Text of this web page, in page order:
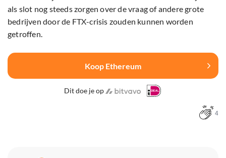
als slot nog steeds zorgen over de vraag of andere grote
bedrijven door de FTX-crisis zouden kunnen worden
getroffen.
Koop Ethereum
Dit doe je op
4